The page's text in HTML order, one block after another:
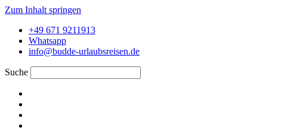
Zum Inhalt springen
+49 671 9211913
Whatsapp
info@budde-urlaubsreisen.de
Suche